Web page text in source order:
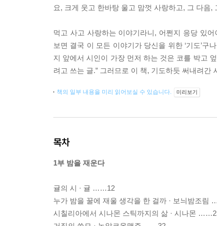
요, 크게 웃고 한바탕 울고 맘껏 사랑하고, 그 다음
먹고 사고 사랑하는 이야기라니, 어쩐지 응당 있
보면 결국 이 모든 이야기가 당신을 위한 ‘기도’
지 앞에서 시인이 가장 먼저 하는 것은 코를 박고
려고 쓰는 글.” 그러므로 이 책, 기도하듯 써내려간
책의 일부 내용을 미리 읽어보실 수 있습니다. 미리보기
목차
1부 밤을 재운다
귤의 시 · 귤 ……12
누가 밤을 꿀에 재울 생각을 한 걸까 · 보늬밤조림
시칠리아에서 시나몬 스틱까지의 삶 · 시나몬